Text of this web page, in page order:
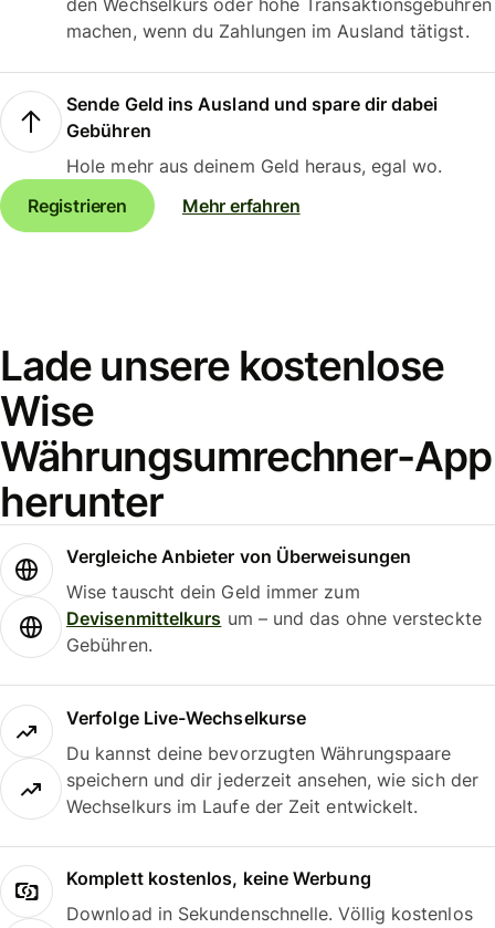
den Wechselkurs oder hohe Transaktionsgebühren
machen, wenn du Zahlungen im Ausland tätigst.
Sende Geld ins Ausland und spare dir dabei
Gebühren
Hole mehr aus deinem Geld heraus, egal wo.
Registrieren
Mehr erfahren
Lade unsere kostenlose
Wise
Währungsumrechner-App
herunter
Vergleiche Anbieter von Überweisungen
Wise tauscht dein Geld immer zum
Devisenmittelkurs um – und das ohne versteckte
Gebühren.
Verfolge Live-Wechselkurse
Du kannst deine bevorzugten Währungspaare
speichern und dir jederzeit ansehen, wie sich der
Wechselkurs im Laufe der Zeit entwickelt.
Komplett kostenlos, keine Werbung
Download in Sekundenschnelle. Völlig kostenlos